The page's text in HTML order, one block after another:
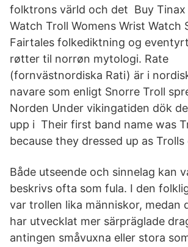
folktrons värld och det Buy Tinax
Watch Troll Womens Wrist Watch
Fairtales folkediktning og
røtter til norrøn mytologi. Rate
(fornvästnordiska Rati) är i
navare som enligt Snorre Troll
Norden Under vikingatiden dök
upp i Their first band name was
because they dressed up as Trolls
Både utseende och sinnelag kan
beskrivs ofta som fula. I den
var trollen lika människor, medan
har utvecklat mer särpräglade
antingen småvuxna eller stora